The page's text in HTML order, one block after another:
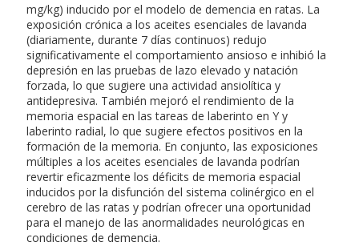
mg/kg) inducido por el modelo de demencia en ratas. La
exposición crónica a los aceites esenciales de lavanda
(diariamente, durante 7 días continuos) redujo
significativamente el comportamiento ansioso e inhibió la
depresión en las pruebas de lazo elevado y natación
forzada, lo que sugiere una actividad ansiolítica y
antidepresiva. También mejoró el rendimiento de la
memoria espacial en las tareas de laberinto en Y y
laberinto radial, lo que sugiere efectos positivos en la
formación de la memoria. En conjunto, las exposiciones
múltiples a los aceites esenciales de lavanda podrían
revertir eficazmente los déficits de memoria espacial
inducidos por la disfunción del sistema colinérgico en el
cerebro de las ratas y podrían ofrecer una oportunidad
para el manejo de las anormalidades neurológicas en
condiciones de demencia.